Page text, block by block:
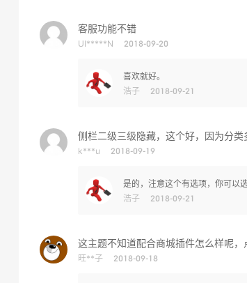
客服功能不错
UI*****N 2018-09-20
喜欢就好。
浩子
2018-09-21
侧栏二级三级隐藏，这个好，因为分类
k***u 2018-09-19
是的，注意这个有选项，你可以
浩子
2018-09-21
这主题不知道配合商城插件怎么样呢
旺**子 2018-09-18